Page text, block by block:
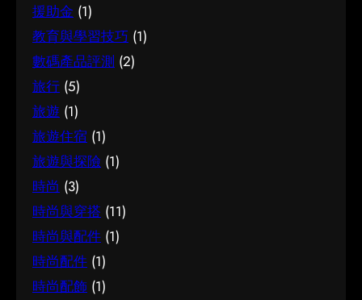
援助金 (1)
教育與學習技巧 (1)
數碼產品評測 (2)
旅行 (5)
旅遊 (1)
旅遊住宿 (1)
旅遊與探險 (1)
時尚 (3)
時尚與穿搭 (11)
時尚與配件 (1)
時尚配件 (1)
時尚配飾 (1)